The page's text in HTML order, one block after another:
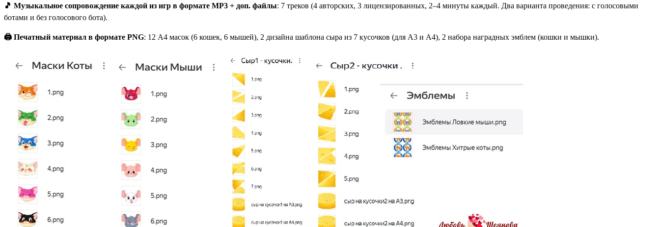
🎵 Музыкальное сопровождение каждой из игр в формате MP3 + доп. файлы: 7 треков (4 авторских, 3 лицензированных, 2–4 минуты каждый. Два варианта проведения: с голосовыми
ботами и без голосового бота).
🖨️ Печатный материал в формате PNG: 12 А4 масок (6 кошек, 6 мышей), 2 дизайна шаблона сыра из 7 кусочков (для А3 и А4), 2 набора наградных эмблем (кошки и мышки).